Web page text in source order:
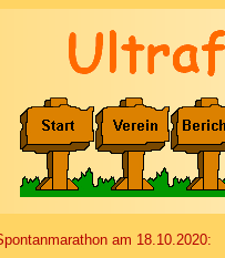
am 18.10.2020: